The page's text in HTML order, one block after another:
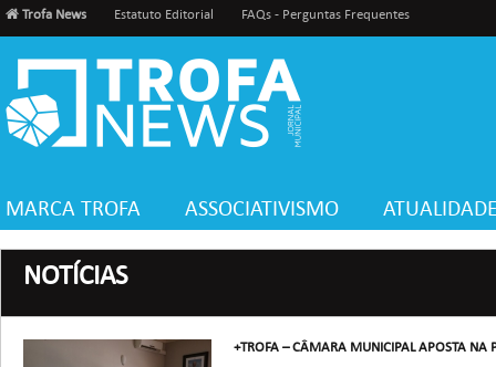
Trofa News Estatuto Editorial FAQs - Perguntas Frequentes
MARCA TROFA ASSOCIATIVISMO
NOTÍCIAS
+TROFA – CÂMARA MUNICIPAL APOSTA NA